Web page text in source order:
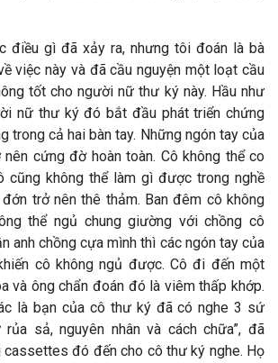
điều gì đã xảy ra, nhưng tôi đoán là bà
việc này và đã cầu nguyện một loạt cầu
tốt cho người nữ thư ký này. Hầu như
nữ thư ký đó bắt đầu phát triển chứng
trong cả hai bàn tay. Những ngón tay của
cứng đờ hoàn toàn. Cô không thể co
cũng không thể làm gì được trong nghề
trở nên thê thảm. Ban đêm cô không
thể ngủ chung giường với chồng cô
anh chồng cựa mình thì các ngón tay của
cô không ngủ được. Cô đi đến một
và ông chẩn đoán đó là viêm thấp khớp.
là bạn của cô thư ký đã có nghe 3 sứ
sả, nguyên nhân và cách chữa”, đã
cassettes đó đến cho cô thư ký nghe. Họ